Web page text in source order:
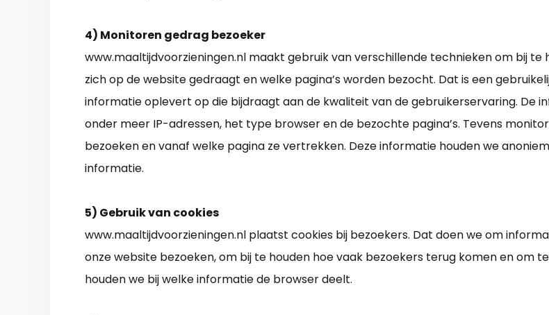
4) Monitoren gedrag bezoeker
www.maaltijdvoorzieningen.nl maakt gebruik van verschillende technieken om bij
zich op de website gedraagt en welke pagina’s worden bezocht. Dat is een
informatie oplevert op die bijdraagt aan de kwaliteit van de gebruikerservaring. De
onder meer IP-adressen, het type browser en de bezochte pagina’s. Tevens
bezoeken en vanaf welke pagina ze vertrekken. Deze informatie houden we
informatie.
5) Gebruik van cookies
www.maaltijdvoorzieningen.nl plaatst cookies bij bezoekers. Dat doen we om
onze website bezoeken, om bij te houden hoe vaak bezoekers terug komen en om
houden we bij welke informatie de browser deelt.